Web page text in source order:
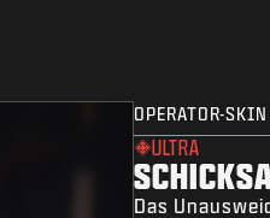
OPERATOR-SKIN
ULTRA
Das